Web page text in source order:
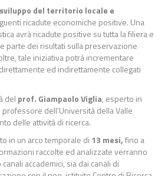
sviluppo del territorio locale e
ricadute economiche positive. Una
avrà ricadute positive su tutta la filiera e
parte dei risultati sulla preservazione
tale iniziativa potrà incrementare
ed indirettamente collegati
del prof. Giampaolo Viglia, esperto in
dell’Università della Valle
delle attività di ricerca.
in un arco temporale di 13 mesi,fino a
raccolte ed analizzate verranno
accademici, sia dai canali di